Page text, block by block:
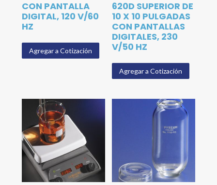
CON PANTALLA
DIGITAL, 120 V/60
HZ
Agregar a Cotización
620D SUPERIOR DE
10 X 10 PULGADAS
CON PANTALLAS
DIGITALES, 230
V/50 HZ
Agregar a Cotización